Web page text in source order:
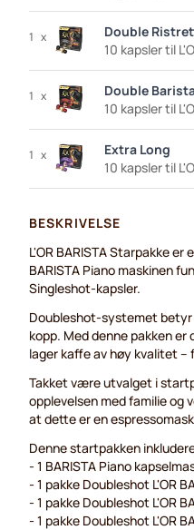
1 x
Double
10 kapsler til
1 x
Double
10 kapsler til
1 x
Extra Long
10 kapsler til
BESKRIVELSE
L'OR BARISTA Starpakke
BARISTA Piano maskinen
Singleshot-kapsler.
Doubleshot-systemet betyr
kopp. Med denne pakken
lager kaffe av høy kvalitet –
Takket være utvalget i
opplevelsen med familie og
at dette er en
Denne startpakken
- 1 BARISTA Piano
- 1 pakke Doubleshot L'OR
- 1 pakke Doubleshot L'OR
- 1 pakke Doubleshot L'OR